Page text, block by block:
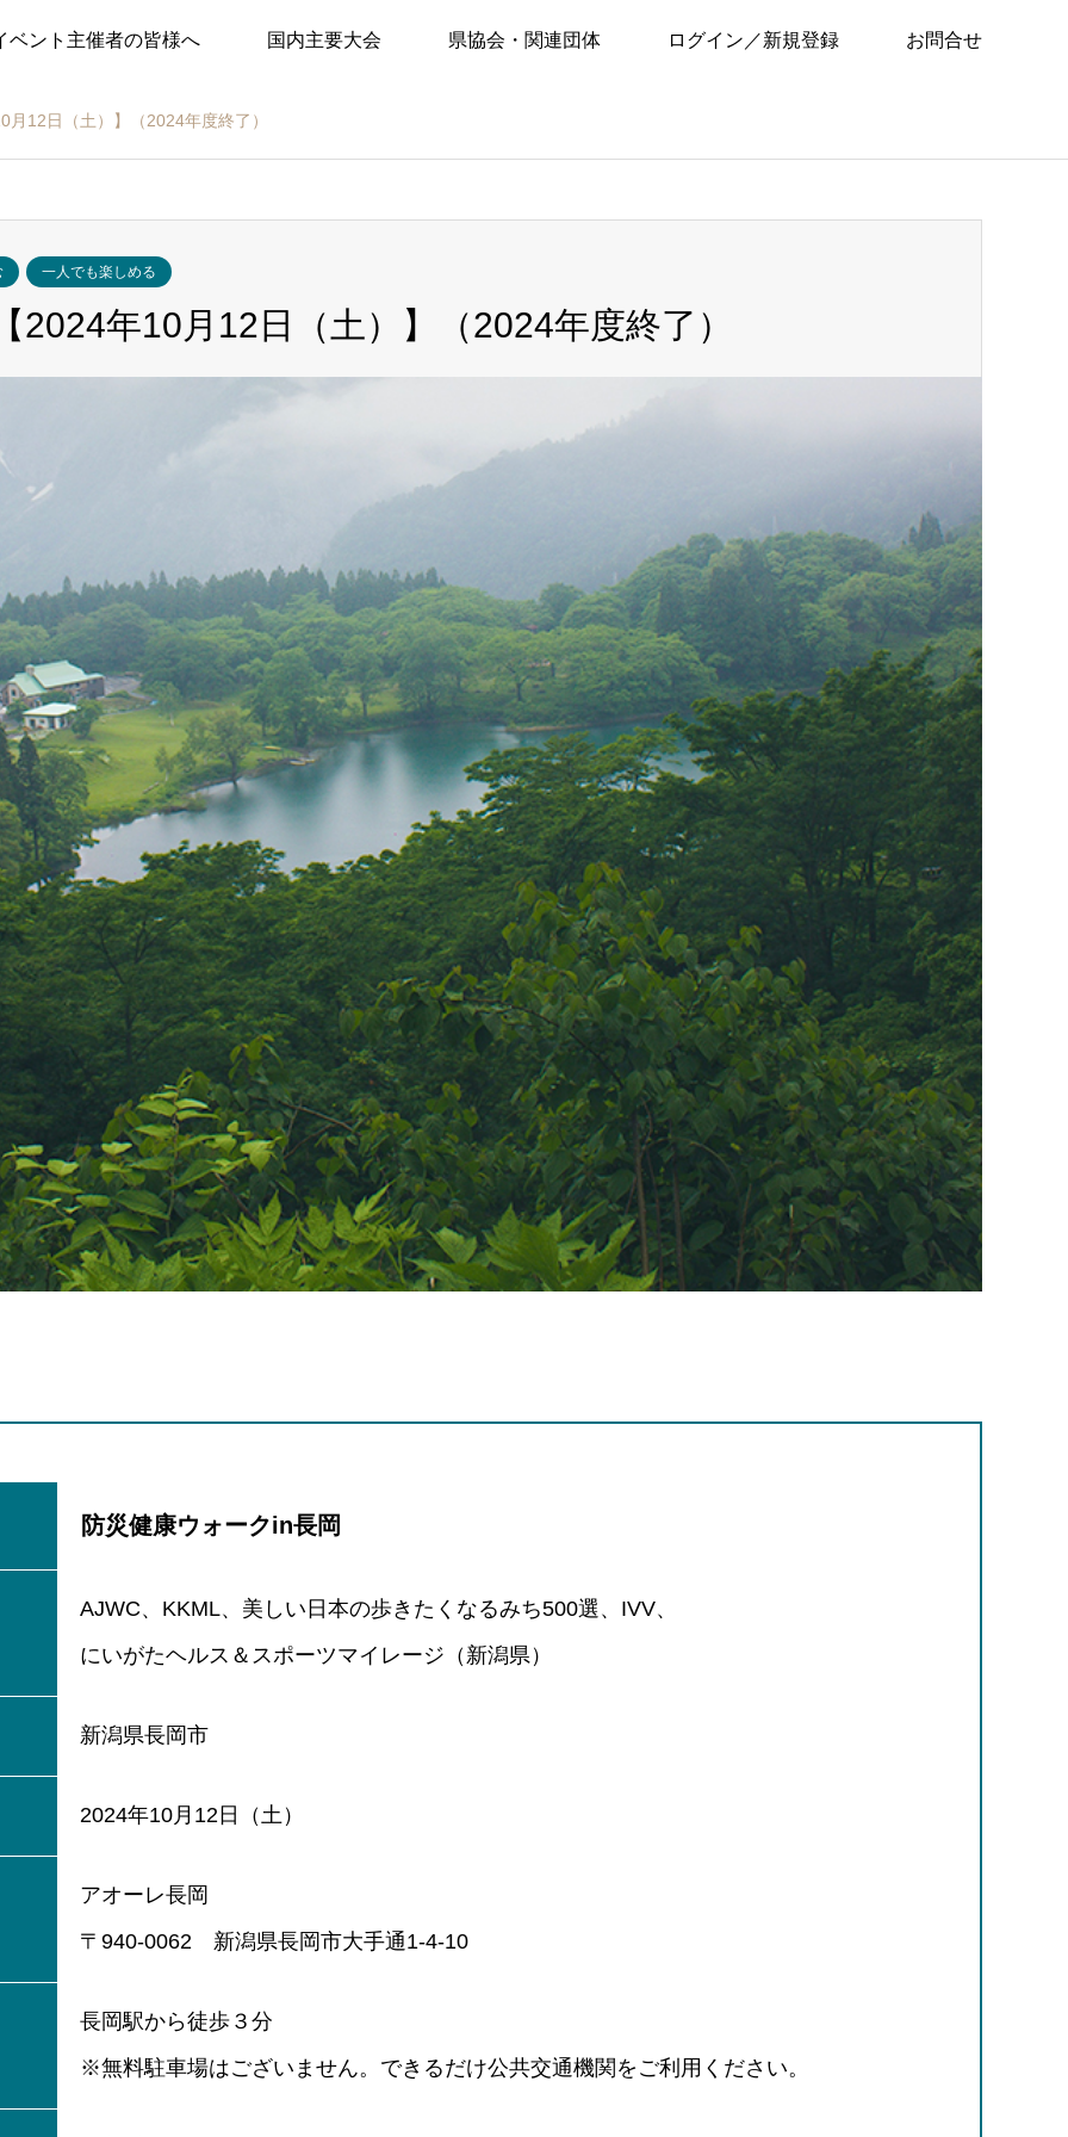
ベント主催者の皆様へ 国内主要大会 県協会・関連団体 ログイン／新規登録 お問合せ
12日（土）】（2024年度終了）
一人でも楽しめる
年10月12日（土）】（2024年度終了）
防災健康ウォークin長岡
AJWC、KKML、美しい日本の歩きたくなるみち500選、IVV、
にいがたヘルス＆スポーツマイレージ（新潟県）
新潟県長岡市
2024年10月12日（土）
アオーレ長岡​
〒940-0062 新潟県長岡市大手通1-4-10
長岡駅から徒歩３分
※無料駐車場はございません。できるだけ公共交通機関をご利用ください。